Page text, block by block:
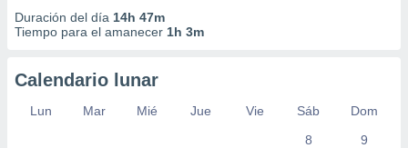
Duración del día 14h 47m
Tiempo para el amanecer 1h 3m
Calendario lunar
Lun Mar Mié Jue Vie Sáb
Dom
8
9